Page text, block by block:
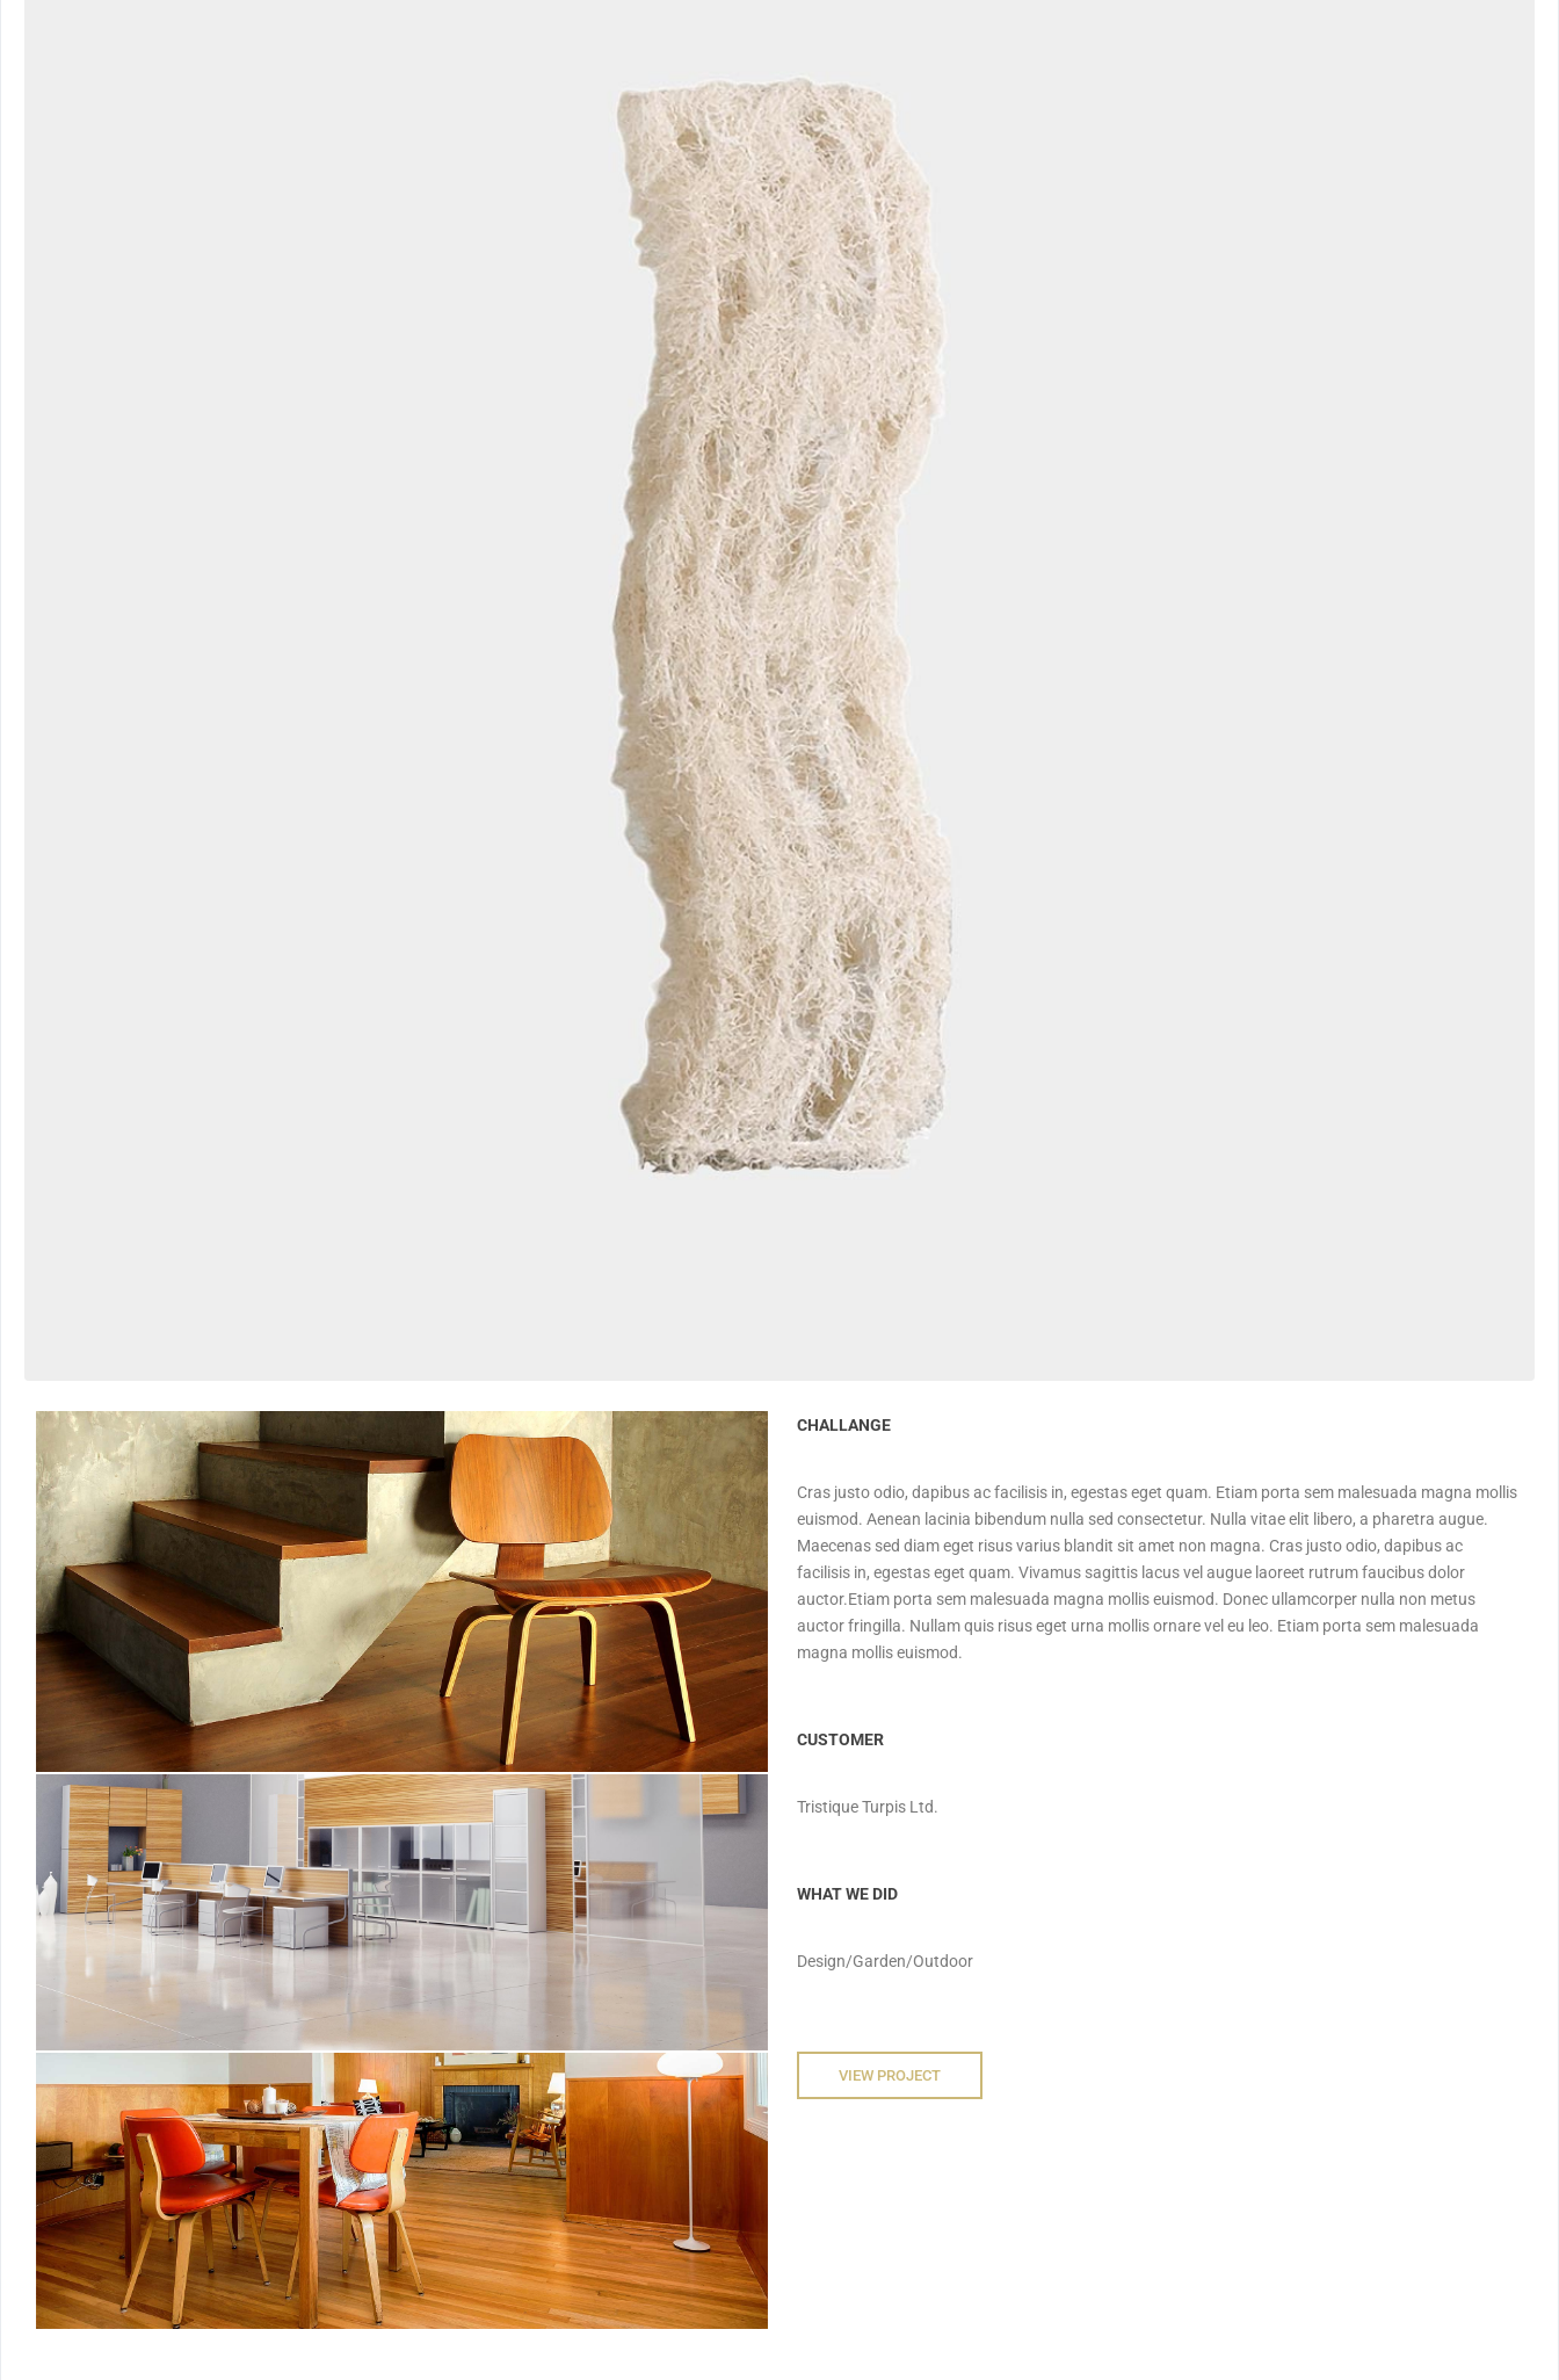
CHALLANGE
Cras justo odio, dapibus ac facilisis in, egestas eget quam. Etiam porta sem malesuada magna mollis
euismod. Aenean lacinia bibendum nulla sed consectetur. Nulla vitae elit libero, a pharetra augue.
Maecenas sed diam eget risus varius blandit sit amet non magna. Cras justo odio, dapibus ac
facilisis in, egestas eget quam. Vivamus sagittis lacus vel augue laoreet rutrum faucibus dolor
auctor.Etiam porta sem malesuada magna mollis euismod. Donec ullamcorper nulla non metus
auctor fringilla. Nullam quis risus eget urna mollis ornare vel eu leo. Etiam porta sem malesuada
magna mollis euismod.
CUSTOMER
Tristique Turpis Ltd.
WHAT WE DID
Design/Garden/Outdoor
VIEW PROJECT